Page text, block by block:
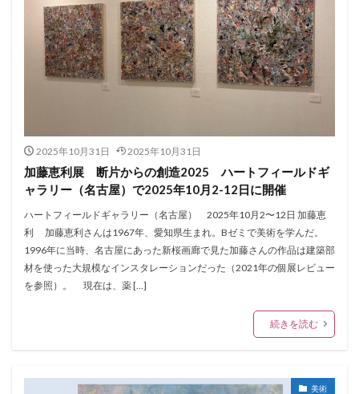
2025年10月31日 2025年10月31日
加藤恵利展 断片からの創造2025 ハートフィールドギ
ャラリー（名古屋）で2025年10月2-12日に開催
ハートフィールドギャラリー（名古屋） 2025年10月2〜12日 加藤恵
利 加藤恵利さんは1967年、愛知県生まれ。Bゼミで美術を学んだ。
1996年に当時、名古屋にあった新桜画廊で見た加藤さんの作品は建築部
材を使った大規模なインスタレーションだった（2021年の個展レビュー
を参照）。 現在は、薬 […]
続きを読む
美術